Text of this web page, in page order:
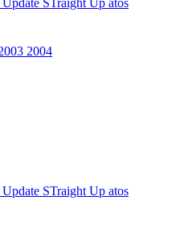
STraight Up atos
2004
STraight Up atos